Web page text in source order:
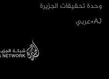
وحدة تحقيقات الجزيرة
AJ+عربي